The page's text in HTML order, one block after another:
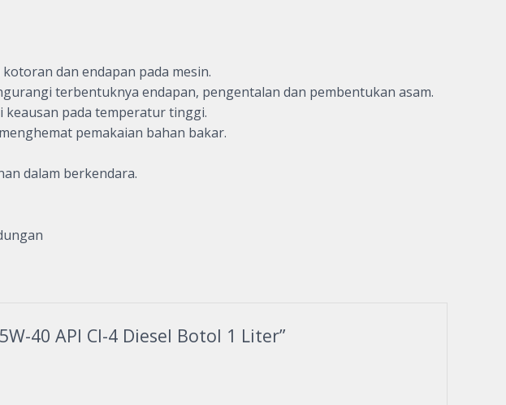
dan endapan pada mesin.
terbentuknya endapan, pengentalan dan pembentukan asam.
keausan pada temperatur tinggi.
pemakaian bahan bakar.
dalam berkendara.
40 API CI-4 Diesel Botol 1 Liter”